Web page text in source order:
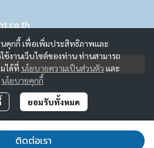
ติดต่อเรา
นคุกกี้ เพื่อเพิ่มประสิทธิภาพและ
งานเว็บไซต์ของท่าน ท่านสามารถ
ได้ที่ นโยบายความเป็นส่วนตัว และ
นโยบายคุกกี้
ยอมรับทั้งหมด